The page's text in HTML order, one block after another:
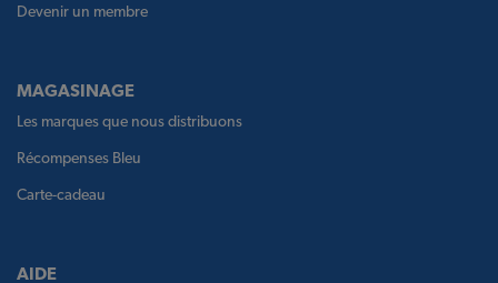
Devenir un membre
MAGASINAGE
Les marques que nous distribuons
Récompenses Bleu
Carte-cadeau
AIDE